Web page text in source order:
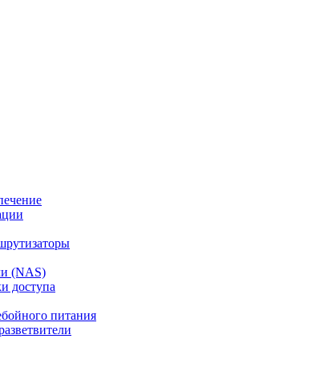
(NAS)
доступа
питания